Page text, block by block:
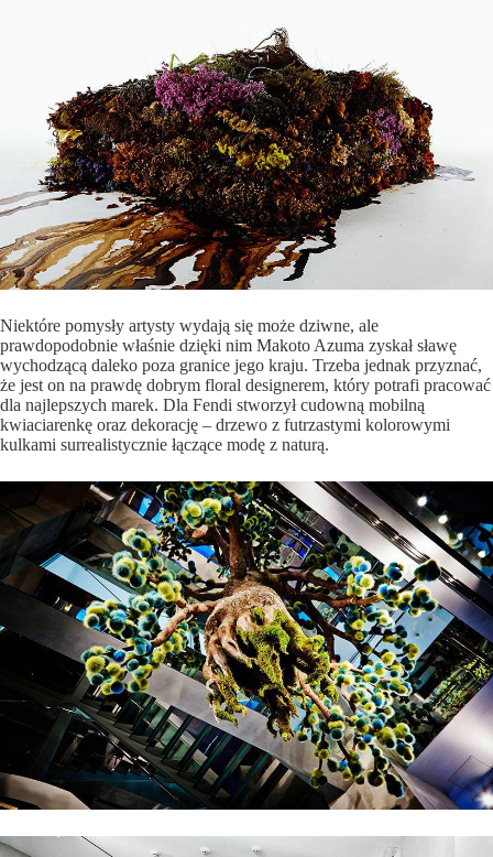
Niektóre pomysły artysty wydają się może dziwne, ale
prawdopodobnie właśnie dzięki nim Makoto Azuma zyskał sławę
wychodzącą daleko poza granice jego kraju. Trzeba jednak przyznać,
że jest on na prawdę dobrym floral designerem, który potrafi pracować
dla najlepszych marek. Dla Fendi stworzył cudowną mobilną
kwiaciarenkę oraz dekorację – drzewo z futrzastymi kolorowymi
kulkami surrealistycznie łączące modę z naturą.